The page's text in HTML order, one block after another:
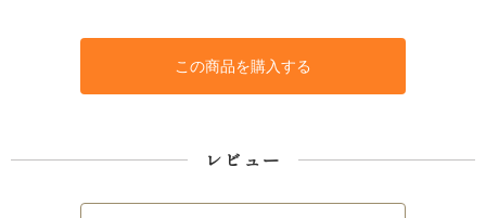
この商品を購入する
レビュー